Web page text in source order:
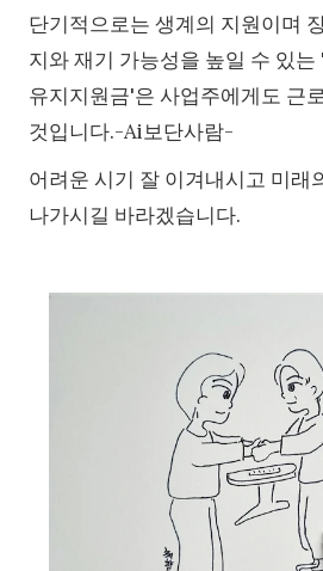
단기적으로는 생계의 지원이며
지와 재기 가능성을 높일 수 있는
유지지원금'은 사업주에게도 근
것입니다.-Ai보단사람-
어려운 시기 잘 이겨내시고 미래
나가시길 바라겠습니다.